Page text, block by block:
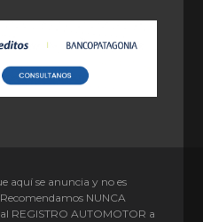
aquí se anuncia y no es
NUNCA
REGISTRO AUTOMOTOR a